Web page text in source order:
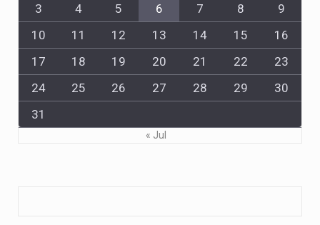
3
4 5 6 7 8
9
10
11 12 13 14 15
16
17
18 19 20 21 22
23
24
25 26 27 28 29
30
31
« Jul